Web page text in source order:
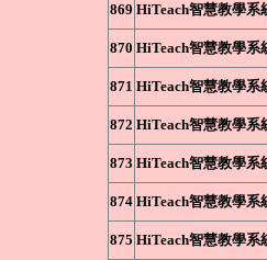
869 HiTeach智慧教學系
870 HiTeach智慧教學系
871 HiTeach智慧教學系
872 HiTeach智慧教學系
873 HiTeach智慧教學系
874 HiTeach智慧教學系
875 HiTeach智慧教學系